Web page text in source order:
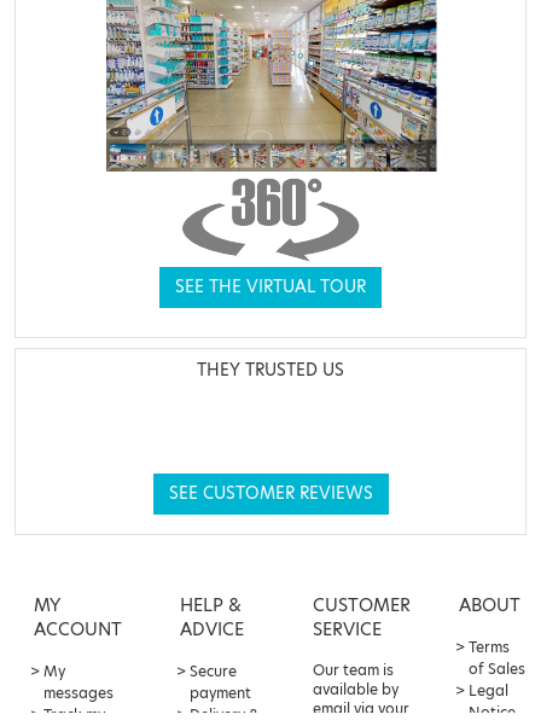
SEE THE VIRTUAL TOUR
THEY TRUSTED US
SEE CUSTOMER REVIEWS
MY
ACCOUNT
My
messages
Track my
HELP &
ADVICE
Secure
payment
Delivery &
CUSTOMER
SERVICE
Our team is
available by
email via your
ABOUT
Terms
of Sales
Legal
Notice